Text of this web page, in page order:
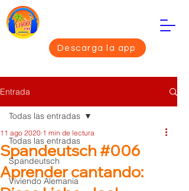
Descarga la app
Entrada
Todas las entradas
Spandeutsch
Viviendo Alemania
Todas las entradas
Spandeutsch #006
Aprender cantando:
11 ago 2020 1 min de lectura